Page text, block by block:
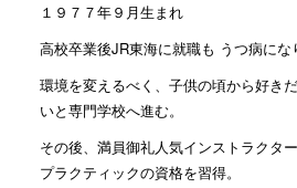
１９７７年９月生まれ
高校卒業後JR東海に就職も うつ病にな
環境を変えるべく、子供の頃から好き
いと専門学校へ進む。
その後、満員御礼人気インストラクタ
プラクティックの資格を習得。